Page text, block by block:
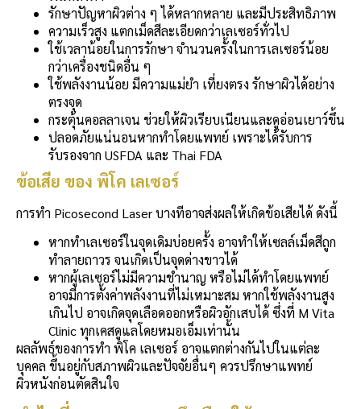
รักษาปัญหาผิวต่าง ๆ ได้หลากหลาย และมีประสิทธิภาพ
ความเร็วสูง แตกเม็ดสีละเอียดกว่าเลเซอร์ทั่วไป
ใช้เวลาน้อยในการรักษา จำนวนครั้งในการเลเซอร์น้อย
กว่าเครื่องชนิดอื่น ๆ
ใช้พลังงานน้อย มีความแม่ยำ เที่ยงตรง รักษาผิวได้อย่าง
ตรงจุด
กระตุ้นคอลลาเจน ช่วยให้ผิวเรียบเนียนและดูอ่อนเยาว์ขึ้น
ปลอดภัยแน่นอนหากทำโดยแพทย์ เพราะได้รับการ
รับรองจาก USFDA และ Thai FDA
ข้อเสีย ของ พิโค เลเซอร์
การทำ Picosecond Laser บางทีอาจส่งผลให้เกิดข้อเสียได้ ดังนี้
หากทำเลเซอร์ในจุดเดิมบ่อยครั้ง อาจทำให้เซลล์เม็ดสีถูก
ทำลายถาวร จนเกิดเป็นจุดด่างขาวได้
หากผู้เลเซอร์ไม่มีความชำนาญ หรือไม่ได้ทำโดยแพทย์
อาจมีการตั้งค่าพลังงานที่ไม่เหมาะสม หากใช้พลังงานสูง
เกินไป อาจเกิดจุดเลือดออกหรือผิวอักเสบได้ ซึ่งที่ M Vita
Clinic ทุกเคสดูแลโดยหมอเอ็มเท่านั้น
ผลลัพธ์ของการทำ พิโค เลเซอร์ อาจแตกต่างกันไปในแต่ละ
บุคคล ขึ้นอยู่กับสภาพผิวและปัจจัยอื่นๆ ควรปรึกษาแพทย์
ผิวหนังก่อนตัดสินใจ